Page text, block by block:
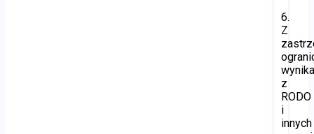
6.
Z
z
RODO
i
innych